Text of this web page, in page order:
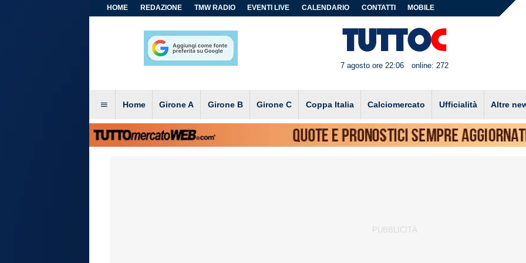
HOME REDAZIONE TMW RADIO EVENTI LIVE CALENDARIO CONTATTI MOBILE
7 agosto ore 22:06 online: 272
Home Girone A Girone B Girone C Coppa Italia Calciomercato Ufficialità Altre